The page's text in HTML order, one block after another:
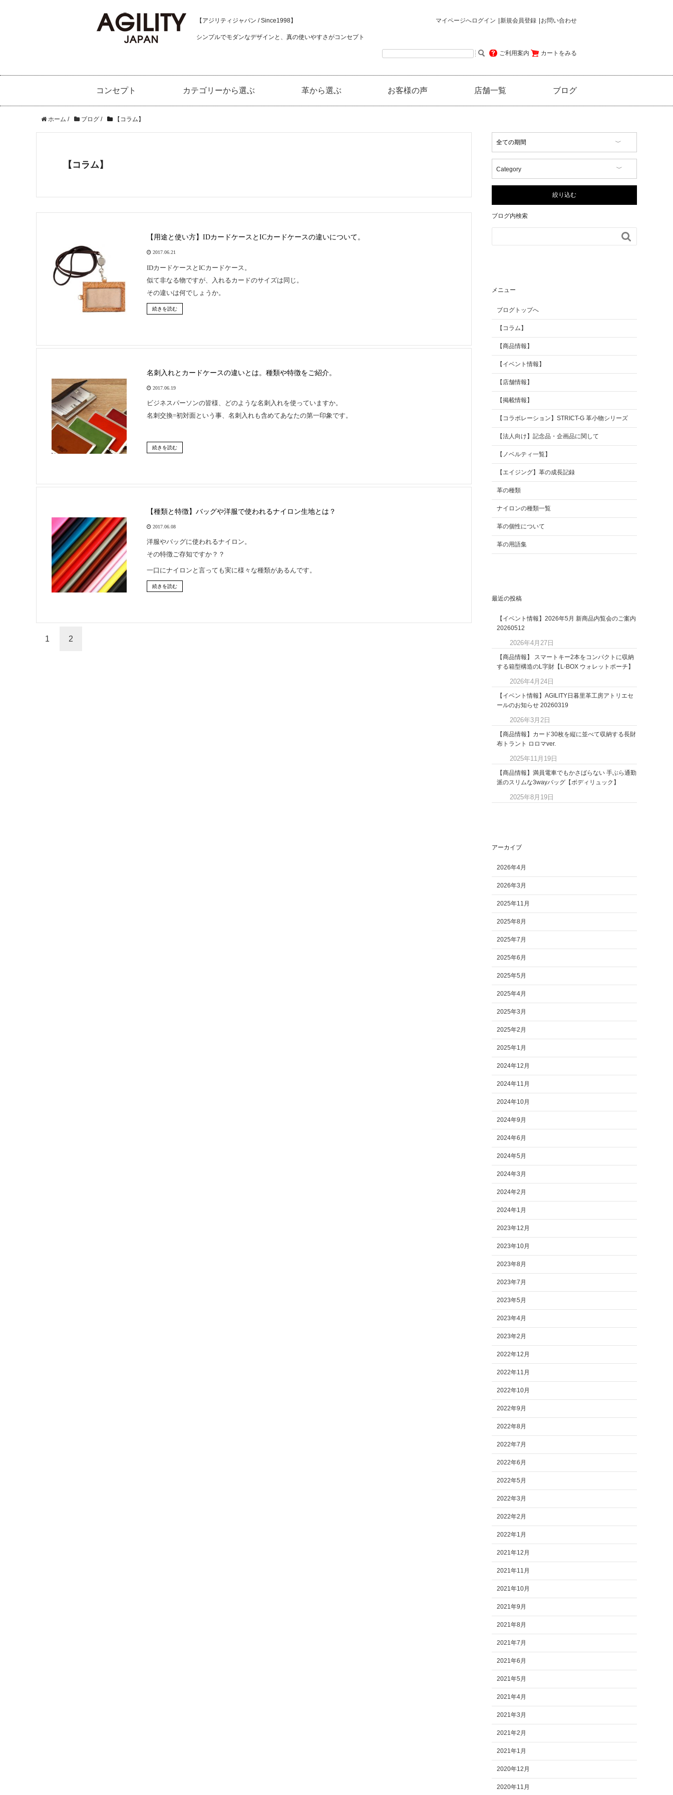
【アジリティジャパン / Since1998】
シンプルでモダンなデザインと、真の使いやすさがコンセプト
マイページへログイン 新規会員登録 お問い合わせ
ご利用案内 カートをみる
コンセプト カテゴリーから選ぶ 革から選ぶ お客様の声 店舗一覧 ブログ
ホーム / ブログ / 【コラム】
【コラム】
【用途と使い方】IDカードケースとICカードケースの違いについて。
2017.06.21
IDカードケースとICカードケース。
似て非なる物ですが、入れるカードのサイズは同じ。
その違いは何でしょうか。
続きを読む
名刺入れとカードケースの違いとは。種類や特徴をご紹介。
2017.06.19
ビジネスパーソンの皆様、どのような名刺入れを使っていますか。
名刺交換=初対面という事、名刺入れも含めてあなたの第一印象です。
続きを読む
【種類と特徴】バッグや洋服で使われるナイロン生地とは？
2017.06.08
洋服やバッグに使われるナイロン。
その特徴ご存知ですか？？
一口にナイロンと言っても実に様々な種類があるんです。
続きを読む
1 2
Category
【商品情報】
AGILITY Affa(アジリテ
ィ アファ)
絞り込む
ブログ内検索

メニュー
ブログトップへ
【コラム】
【商品情報】
【イベント情報】
【店舗情報】
【掲載情報】
【コラボレーション】STRICT-G 革小物シリーズ
【法人向け】記念品・企画品に関して
【ノベルティ一覧】
【エイジング】革の成長記録
革の種類
ナイロンの種類一覧
革の個性について
革の用語集
最近の投稿
【イベント情報】2026年5月 新商品内覧会のご案内
20260512
2026年4月27日
【商品情報】 スマートキー2本をコンパクトに収納
する箱型構造のL字財【L-BOX ウォレットポーチ】
2026年4月24日
【イベント情報】AGILITY日暮里革工房アトリエセ
ールのお知らせ 20260319
2026年3月2日
【商品情報】カード30枚を縦に並べて収納する長財
布トラント ロロマver.
2025年11月19日
【商品情報】満員電車でもかさばらない 手ぶら通勤
派のスリムな3wayバッグ【ボディリュック】
2025年8月19日
アーカイブ
2026年4月
2026年3月
2025年11月
2025年8月
2025年7月
2025年6月
2025年5月
2025年4月
2025年3月
2025年2月
2025年1月
2024年12月
2024年11月
2024年10月
2024年9月
2024年6月
2024年5月
2024年3月
2024年2月
2024年1月
2023年12月
2023年10月
2023年8月
2023年7月
2023年5月
2023年4月
2023年2月
2022年12月
2022年11月
2022年10月
2022年9月
2022年8月
2022年7月
2022年6月
2022年5月
2022年3月
2022年2月
2022年1月
2021年12月
2021年11月
2021年10月
2021年9月
2021年8月
2021年7月
2021年6月
2021年5月
2021年4月
2021年3月
2021年2月
2021年1月
2020年12月
2020年11月